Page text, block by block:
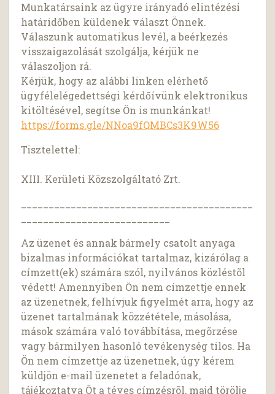
Munkatársaink az ügyre irányadó elintézési
határidőben küldenek választ Önnek.
Válaszunk automatikus levél, a beérkezés
visszaigazolását szolgálja, kérjük ne
válaszoljon rá.
Kérjük, hogy az alábbi linken elérhető
ügyfélelégedettségi kérdőívünk elektronikus
kitöltésével, segítse Ön is munkánkat!
https://forms.gle/NNoa9fQMBCs3K9W56
Tisztelettel:
XIII. Kerületi Közszolgáltató Zrt.
Az üzenet és annak bármely csatolt anyaga
bizalmas információkat tartalmaz, kizárólag a
címzett(ek) számára szól, nyilvános közléstõl
védett! Amennyiben Ön nem címzettje ennek
az üzenetnek, felhívjuk figyelmét arra, hogy az
üzenet tartalmának közzététele, másolása,
mások számára való továbbítása, megõrzése
vagy bármilyen hasonló tevékenység tilos. Ha
Ön nem címzettje az üzenetnek, úgy kérem
küldjön e-mail üzenetet a feladónak,
tájékoztatva Õt a téves címzésrõl, majd törölje